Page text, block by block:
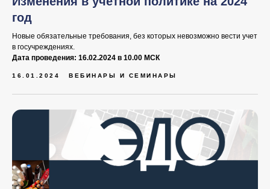
год
Новые обязательные требования, без которых невозможно вести учет
в госучреждениях.
Дата проведения: 16.02.2024 в 10.00 МСК
16.01.2024 ВЕБИНАРЫ И СЕМИНАРЫ